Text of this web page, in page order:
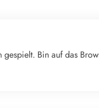
Bin auf das